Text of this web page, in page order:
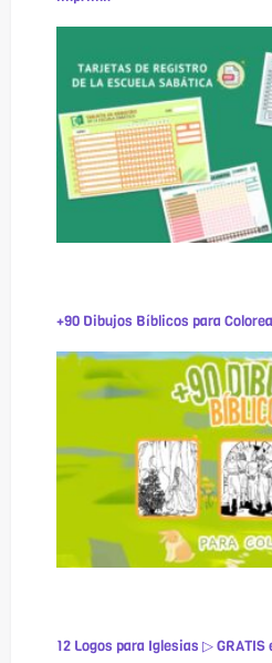
+90 Dibujos Bíblicos para
12 Logos para Iglesias ▷ GRATIS